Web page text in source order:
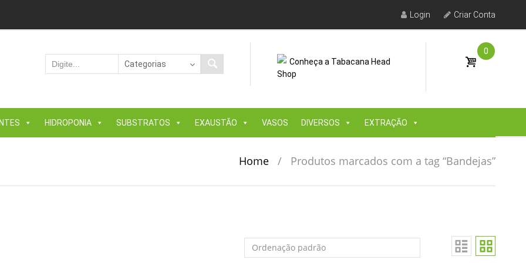
Login Criar Conta
Conheça a Tabacana Head
Shop
0
HIDROPONIA SUBSTRATOS EXAUSTÃO VASOS DIVERSOS EXTRAÇÃO
Home / Produtos marcados com a tag “Bandejas”